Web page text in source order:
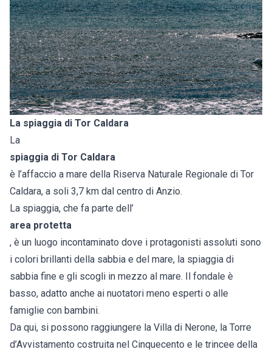
La spiaggia di Tor Caldara
La
spiaggia di Tor Caldara
è l’affaccio a mare della Riserva Naturale Regionale di Tor
Caldara, a soli 3,7 km dal centro di Anzio.
La spiaggia, che fa parte dell’
area protetta
, è un luogo incontaminato dove i protagonisti assoluti sono
i colori brillanti della sabbia e del mare, la spiaggia di
sabbia fine e gli scogli in mezzo al mare. Il fondale è
basso, adatto anche ai nuotatori meno esperti o alle
famiglie con bambini.
Da qui, si possono raggiungere la Villa di Nerone, la Torre
d’Avvistamento costruita nel Cinquecento e le trincee della